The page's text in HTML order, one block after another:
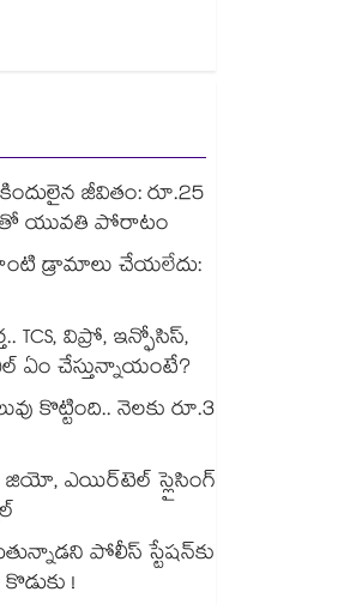
జీవితం: రూ.25
యువతి పోరాటం
డ్రామాలు చేయలేదు:
TCS, విప్రో, ఇన్ఫోసిస్,
ఏం చేస్తున్నాయంటే?
కొట్టింది.. నెలకు రూ.3
జియో, ఎయిర్‌టెల్ స్లైసింగ్
పోలీస్ స్టేషన్⁪కు
!